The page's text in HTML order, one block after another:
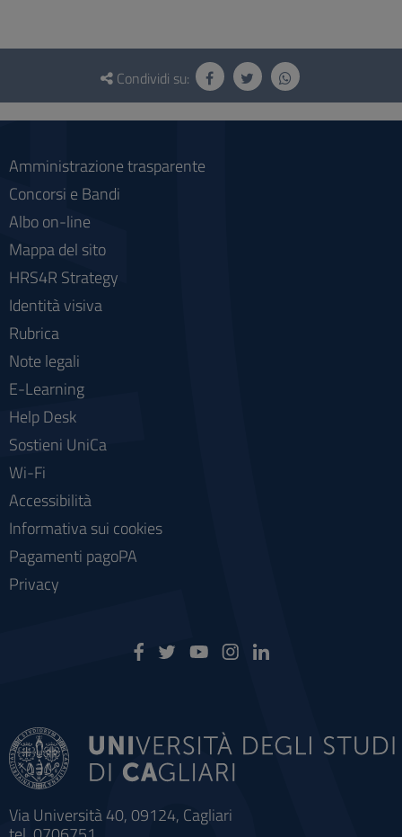
Questionario
social
Condividi su:
Via Università 40, 09124, Cagliari
Amministrazione trasparente
Concorsi e Bandi
Albo on-line
Mappa del sito
HRS4R Strategy
Identità visiva
Rubrica
Note legali
E-Learning
Help Desk
Sostieni UniCa
Wi-Fi
Accessibilità
Informativa sui cookies
Pagamenti pagoPA
Privacy